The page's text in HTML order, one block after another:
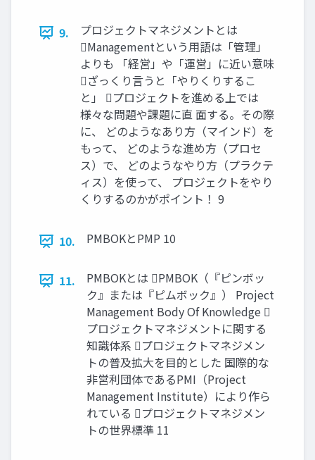
9.
プロジェクトマネジメントとは
Managementという用語は「管理」
よりも 「経営」や「運営」に近い意味
ざっくり言うと「やりくりするこ
と」 プロジェクトを進める上では
様々な問題や課題に直 面する。その際
に、 どのようなあり方（マインド）を
もって、 どのような進め方（プロセ
ス）で、 どのようなやり方（プラクテ
ィス）を使って、 プロジェクトをやり
くりするのかがポイント！ 9
10. PMBOKとPMP 10
11.
PMBOKとは PMBOK（『ピンボッ
ク』または『ピムボック』） Project
Management Body Of Knowledge 
プロジェクトマネジメントに関する
知識体系 プロジェクトマネジメン
トの普及拡大を目的とした 国際的な
非営利団体であるPMI（Project
Management Institute）により作ら
れている プロジェクトマネジメン
トの世界標準 11